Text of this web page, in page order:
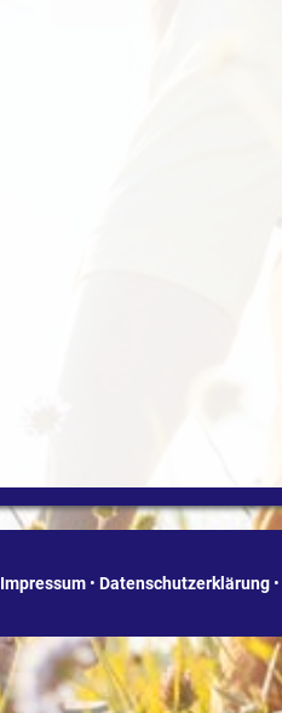
Impressum • Datenschutzerklärung •